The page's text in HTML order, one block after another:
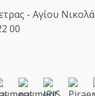
- Αγίου
00